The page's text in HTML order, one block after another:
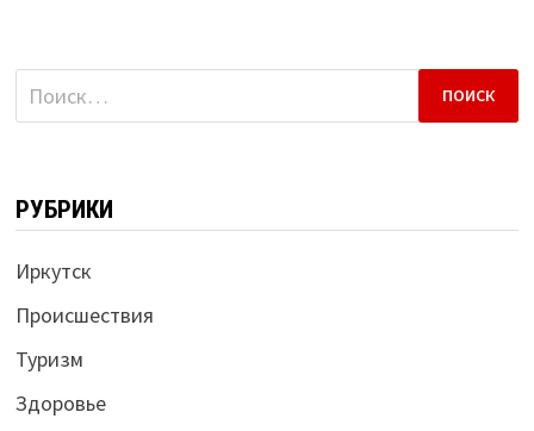
Найти:
РУБРИКИ
Иркутск
Происшествия
Туризм
Здоровье